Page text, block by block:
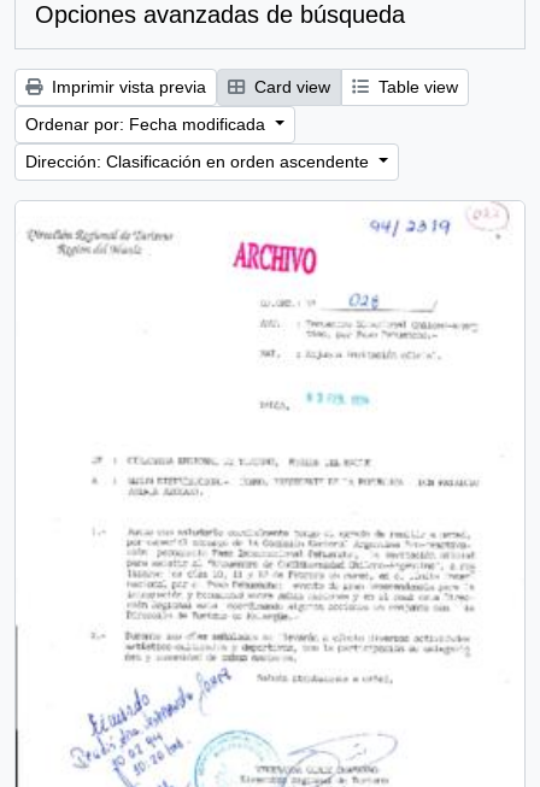
Opciones avanzadas de búsqueda
Imprimir vista previa Card view
Table view
Ordenar por: Fecha modificada
Dirección: Clasificación en orden ascendente